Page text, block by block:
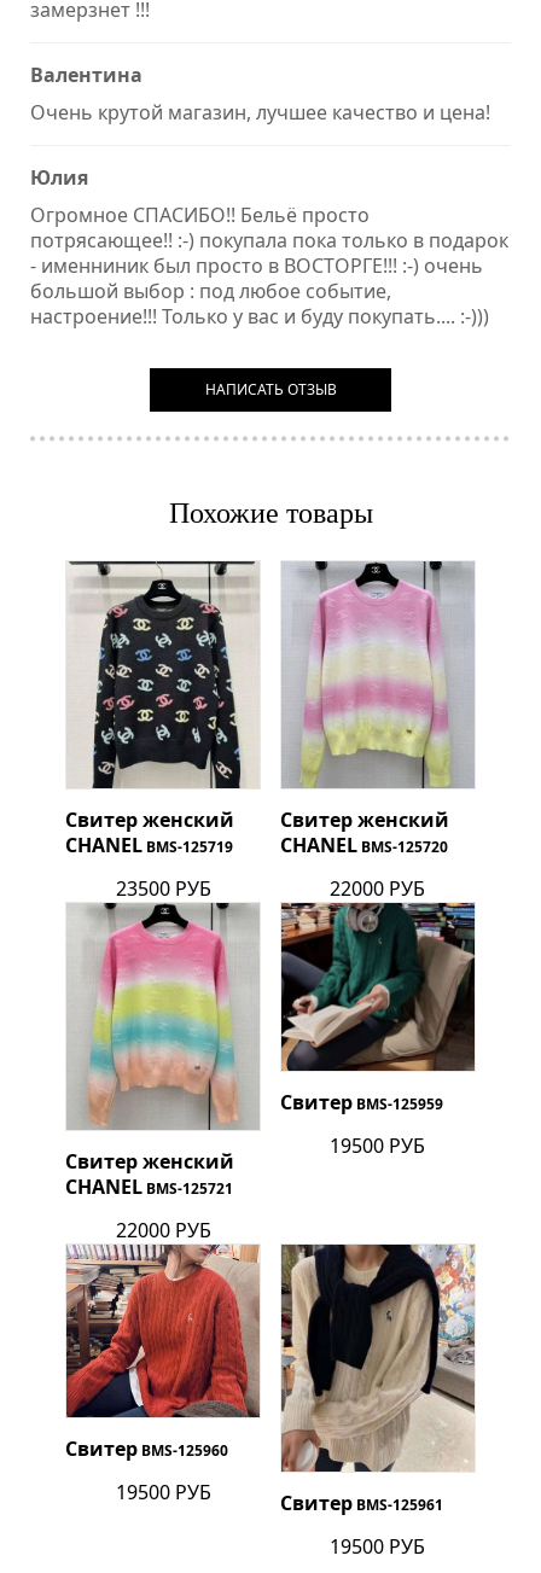
замерзнет !!!
Валентина
Очень крутой магазин, лучшее качество и цена!
Юлия
Огромное СПАСИБО!! Бельё просто
потрясающее!! :-) покупала пока только в подарок
- именниник был просто в ВОСТОРГЕ!!! :-) очень
большой выбор : под любое событие,
настроение!!! Только у вас и буду покупать.... :-)))
НАПИСАТЬ ОТЗЫВ
Похожие товары
Свитер женский
CHANEL BMS-125719
23500 РУБ
Свитер женский
CHANEL BMS-125720
22000 РУБ
Свитер женский
CHANEL BMS-125721
22000 РУБ
Свитер BMS-125959
19500 РУБ
Свитер BMS-125960
19500 РУБ Свитер BMS-125961
19500 РУБ